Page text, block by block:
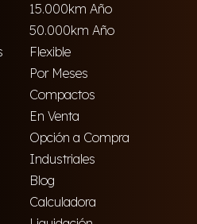
15.000km Año
50.000km Año
Flexible
Por Meses
Compactos
En Venta
Opción a Compra
Industriales
Blog
Calculadora